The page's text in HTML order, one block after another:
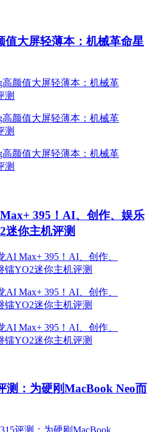
值大屏轻薄本：机械革命星
395！AI、创作、娱乐
迷你主机评测
测：为硬刚MacBook Neo而